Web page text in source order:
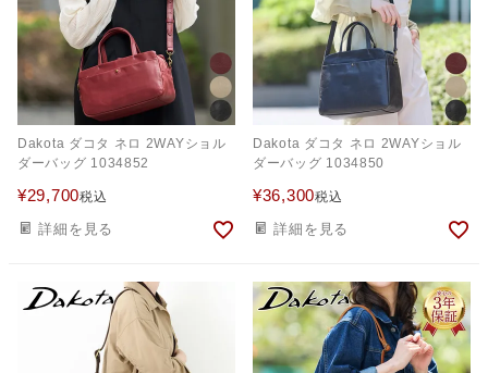
Dakota ダコタ ネロ 2WAYショル
ダーバッグ 1034852
¥29,700税込
詳細を見る
Dakota ダコタ ネロ 2WAYショル
ダーバッグ 1034850
¥36,300税込
詳細を見る